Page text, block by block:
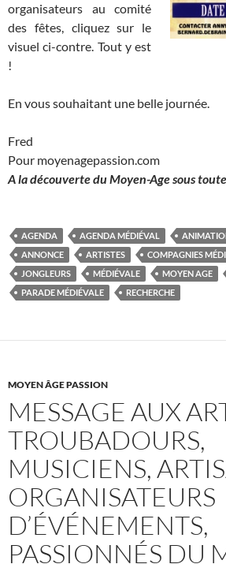
organisateurs au comité
des fêtes, cliquez sur le
visuel ci-contre. Tout y est
!
En vous souhaitant une belle journée.
Fred
Pour moyenagepassion.com
A la découverte du Moyen-Age sous
AGENDA AGENDA MÉDIÉVAL
ANNONCE
ARTISTES COMPAGNIES
JONGLEURS
MÉDIÉVALE MOYEN AGE
PARADE MÉDIÉVALE
RECHERCHE
MOYEN ÂGE PASSION
MESSAGE AUX
TROUBADOURS,
MUSICIENS,
ORGANISATEURS
D’ÉVÉNEMENTS,
PASSIONNÉS DU